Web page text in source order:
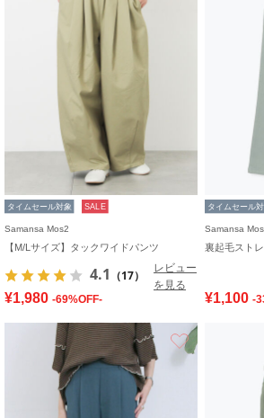
タイムセール対象 SALE
Samansa Mos2
【M/Lサイズ】タックワイドパンツ
4.1 （17）
レビュー
を見る
¥1,980 -69%OFF-
タイムセール
Samansa
裏起毛スト
¥1,100 -
お気に入り